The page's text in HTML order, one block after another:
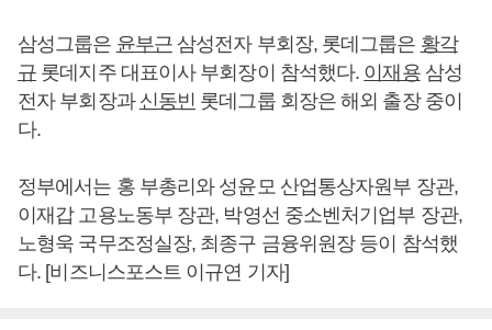
삼성그룹은 윤부근삼성전자 부회장, 롯데그룹은 황각
규 롯데지주 대표이사 부회장이 참석했다. 이재용삼성
전자 부회장과 신동빈 롯데그룹 회장은 해외 출장 중이
다.
정부에서는 홍 부총리와 성윤모 산업통상자원부 장관,
이재갑 고용노동부 장관, 박영선 중소벤처기업부 장관,
노형욱 국무조정실장, 최종구 금융위원장 등이 참석했
다. [비즈니스포스트 이규연 기자]